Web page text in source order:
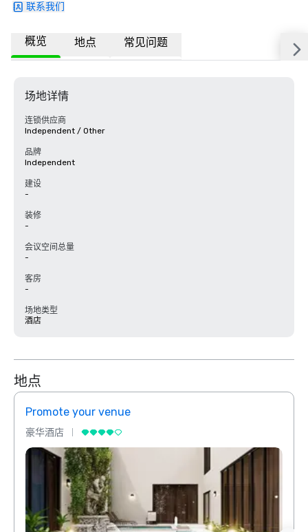
联系我们
概览 地点 常见问题
场地详情
连锁供应商
Independent / Other
品牌
Independent
建设
-
装修
-
会议空间总量
-
客房
-
场地类型
酒店
地点
Promote your venue
豪华酒店